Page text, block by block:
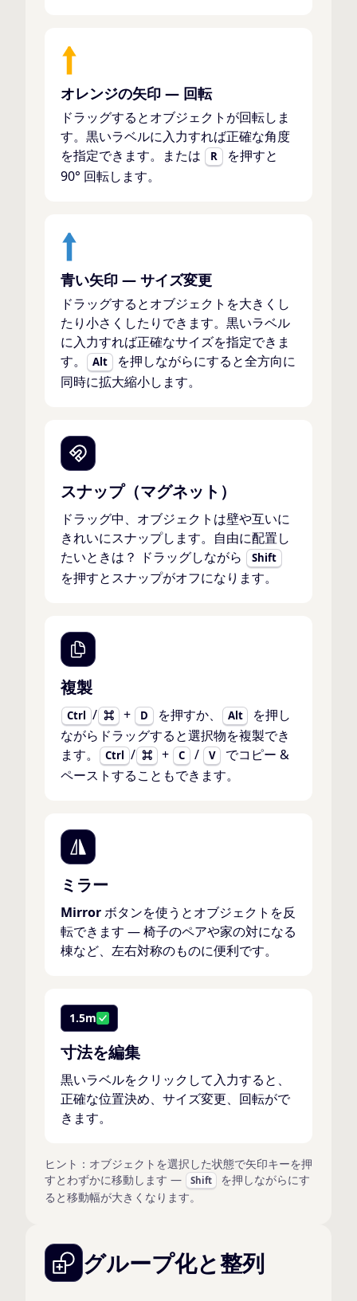
オレンジの矢印 — 回転
ドラッグするとオブジェクトが回転しま
す。黒いラベルに入力すれば正確な角度
を指定できます。または
R
を押すと
90° 回転します。
青い矢印 — サイズ変更
ドラッグするとオブジェクトを大きくし
たり小さくしたりできます。黒いラベル
に入力すれば正確なサイズを指定できま
す。
Alt
を押しながらにすると全方向に
同時に拡大縮小します。
スナップ（マグネット）
ドラッグ中、オブジェクトは壁や互いに
きれいにスナップします。自由に配置し
たいときは？ ドラッグしながら
Shift
を押すとスナップがオフになります。
複製
Ctrl / ⌘ + D を押すか、 Alt
を押し
ながらドラッグすると選択物を複製でき
ます。
Ctrl / ⌘ + C / V
でコピー &
ペーストすることもできます。
ミラー
Mirrorボタンを使うとオブジェクトを反
転できます — 椅子のペアや家の対になる
棟など、左右対称のものに便利です。
1.5m
寸法を編集
黒いラベルをクリックして入力すると、
正確な位置決め、サイズ変更、回転がで
きます。
ヒント：オブジェクトを選択した状態で矢印キーを押
すとわずかに移動します —
Shift
を押しながらにす
ると移動幅が大きくなります。
グループ化と整列